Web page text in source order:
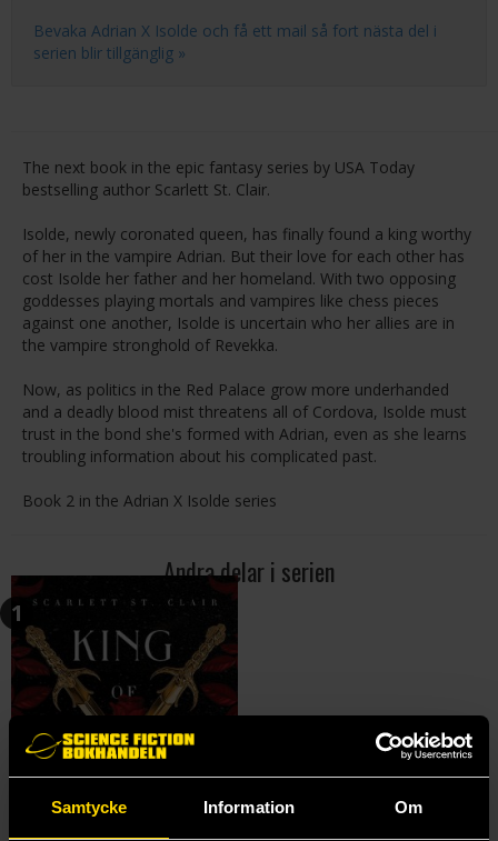
Samtycke Information Om
Bevaka Adrian X Isolde och få ett mail så fort nästa del i
serien blir tillgänglig »
The next book in the epic fantasy series by USA Today
bestselling author Scarlett St. Clair.
Isolde, newly coronated queen, has finally found a king worthy
of her in the vampire Adrian. But their love for each other has
cost Isolde her father and her homeland. With two opposing
goddesses playing mortals and vampires like chess pieces
against one another, Isolde is uncertain who her allies are in
the vampire stronghold of Revekka.
Now, as politics in the Red Palace grow more underhanded
and a deadly blood mist threatens all of Cordova, Isolde must
trust in the bond she's formed with Adrian, even as she learns
troubling information about his complicated past.
Book 2 in the Adrian X Isolde series
Andra delar i serien
1